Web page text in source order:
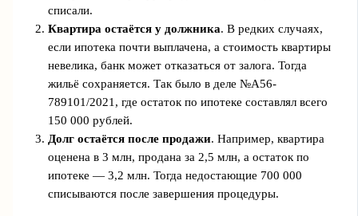
списали.
Квартира остаётся у должника. В редких случаях,
если ипотека почти выплачена, а стоимость квартиры
невелика, банк может отказаться от залога. Тогда
жильё сохраняется. Так было в деле №А56-
789101/2021, где остаток по ипотеке составлял всего
150 000 рублей.
Долг остаётся после продажи. Например, квартира
оценена в 3 млн, продана за 2,5 млн, а остаток по
ипотеке — 3,2 млн. Тогда недостающие 700 000
списываются после завершения процедуры.